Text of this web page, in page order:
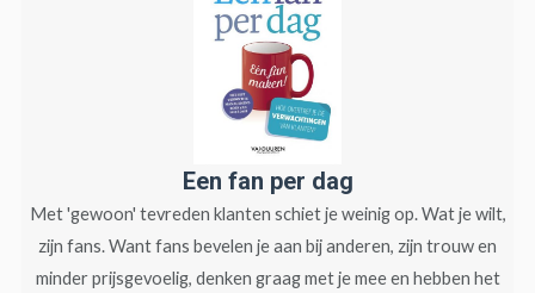
Een fan per dag
Met 'gewoon' tevreden klanten schiet je weinig op. Wat je wilt,
zijn fans. Want fans bevelen je aan bij anderen, zijn trouw en
minder prijsgevoelig, denken graag met je mee en hebben het